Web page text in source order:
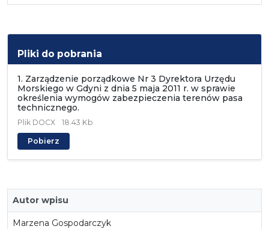
Pliki do pobrania
1. Zarządzenie porządkowe Nr 3 Dyrektora Urzędu
Morskiego w Gdyni z dnia 5 maja 2011 r. w sprawie
określenia wymogów zabezpieczenia terenów pasa
technicznego.
Plik DOCX 18.43 Kb
Pobierz
Autor wpisu
Marzena Gospodarczyk